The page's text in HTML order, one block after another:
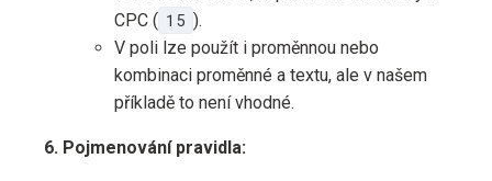
CPC ( 15 ).
V poli lze použít i proměnnou nebo
kombinaci proměnné a textu, ale v našem
příkladě to není vhodné.
6. Pojmenování pravidla: